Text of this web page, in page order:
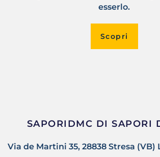
esserlo.
Scopri
SAPORIDMC DI SAPORI
Via de Martini 35, 28838 Stresa (VB)